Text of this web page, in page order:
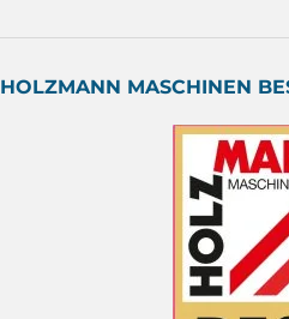
HOLZMANN MASCHINEN